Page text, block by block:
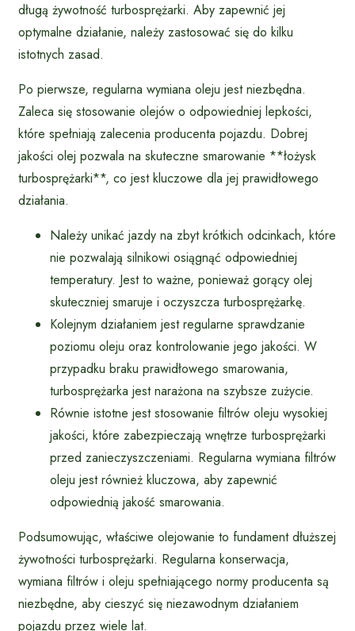
długą żywotność turbosprężarki. Aby zapewnić jej
optymalne działanie, należy zastosować się do kilku
istotnych zasad.
Po pierwsze, regularna wymiana oleju jest niezbędna.
Zaleca się stosowanie olejów o odpowiedniej lepkości,
które spełniają zalecenia producenta pojazdu. Dobrej
jakości olej pozwala na skuteczne smarowanie **łożysk
turbosprężarki**, co jest kluczowe dla jej prawidłowego
działania.
Należy unikać jazdy na zbyt krótkich odcinkach, które
nie pozwalają silnikowi osiągnąć odpowiedniej
temperatury. Jest to ważne, ponieważ gorący olej
skuteczniej smaruje i oczyszcza turbosprężarkę.
Kolejnym działaniem jest regularne sprawdzanie
poziomu oleju oraz kontrolowanie jego jakości. W
przypadku braku prawidłowego smarowania,
turbosprężarka jest narażona na szybsze zużycie.
Równie istotne jest stosowanie filtrów oleju wysokiej
jakości, które zabezpieczają wnętrze turbosprężarki
przed zanieczyszczeniami. Regularna wymiana filtrów
oleju jest również kluczowa, aby zapewnić
odpowiednią jakość smarowania.
Podsumowując, właściwe olejowanie to fundament dłuższej
żywotności turbosprężarki. Regularna konserwacja,
wymiana filtrów i oleju spełniającego normy producenta są
niezbędne, aby cieszyć się niezawodnym działaniem
pojazdu przez wiele lat.